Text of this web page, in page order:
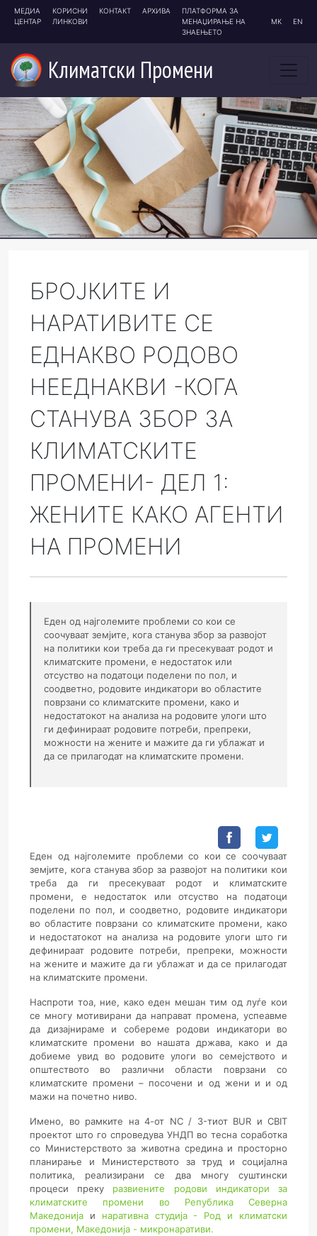
МЕДИА
ЦЕНТАР
КОРИСНИ
ЛИНКОВИ
КОНТАКТ АРХИВА
ПЛАТФОРМА ЗА
МЕНАЏИРАЊЕ НА
ЗНАЕЊЕТО
МК EN
Климатски Промени
БРОЈКИТЕ И
НАРАТИВИТЕ СЕ
ЕДНАКВО РОДОВО
НЕЕДНАКВИ -КОГА
СТАНУВА ЗБОР ЗА
КЛИМАТСКИТЕ
ПРОМЕНИ- ДЕЛ 1:
ЖЕНИТЕ КАКО АГЕНТИ
НА ПРОМЕНИ
Еден од најголемите проблеми со кои се
соочуваат земјите, кога станува збор за развојот
на политики кои треба да ги пресекуваат родот и
климатските промени, е недостаток или
отсуство на податоци поделени по пол, и
соодветно, родовите индикатори во областите
поврзани со климатските промени, како и
недостатокот на анализа на родовите улоги што
ги дефинираат родовите потреби, препреки,
можности на жените и мажите да ги ублажат и
да се прилагодат на климатските промени.
Еден од најголемите проблеми со кои се соочуваат
земјите, кога станува збор за развојот на политики кои
треба да ги пресекуваат родот и климатските
промени, е недостаток или отсуство на податоци
поделени по пол, и соодветно, родовите индикатори
во областите поврзани со климатските промени, како
и недостатокот на анализа на родовите улоги што ги
дефинираат родовите потреби, препреки, можности
на жените и мажите да ги ублажат и да се прилагодат
на климатските промени.
Наспроти тоа, ние, како еден мешан тим од луѓе кои
се многу мотивирани да направат промена, успеавме
да дизајнираме и собереме родови индикатори во
климатските промени во нашата држава, како и да
добиеме увид во родовите улоги во семејството и
општеството во различни области поврзани со
климатските промени – посочени и од жени и и од
мажи на почетно ниво.
Имено, во рамките на 4-от NC / 3-тиот BUR и CBIT
проектот што го спроведува УНДП во тесна соработка
со Министерството за животна средина и просторно
планирање и Министерството за труд и социјална
политика, реализирани се два многу суштински
процеси преку развиените родови индикатори за
климатските промени во Република Северна
Македонија и наративна студија - Род и климатски
промени, Македонија - микронаративи.